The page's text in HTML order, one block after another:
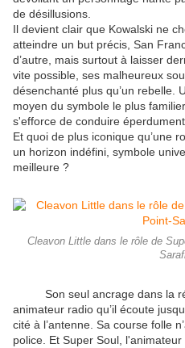
de désillusions.
Il devient clair que Kowalski ne
atteindre un but précis, San
d’autre, mais surtout à laisser
vite possible, ses malheureux
désenchanté plus qu’un rebelle.
moyen du symbole le plus
s'efforce de conduire
Et quoi de plus iconique qu’une
un horizon indéfini, symbole
meilleure ?
Cleavon Little dans le rôle de
Son seul ancrage dans la
animateur radio qu’il écoute
cité à l’antenne. Sa course folle
police. Et Super Soul,